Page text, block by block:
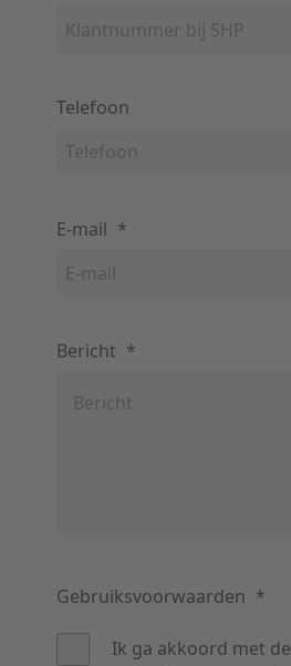
Telefoon
E-mail *
Bericht *
Gebruiksvoorwaarden *
Ik ga akkoord met de